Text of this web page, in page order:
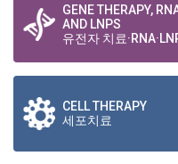
GENE THERAPY,
AND LNPS
유전자 치료
CELL THERAPY
세포치료